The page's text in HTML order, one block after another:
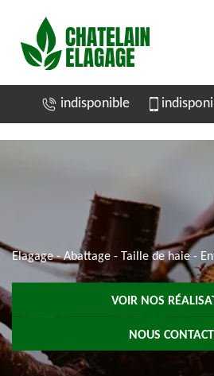
indisponible
Elagage - Abattage - Taille de haie -
VOIR NOS
NOUS